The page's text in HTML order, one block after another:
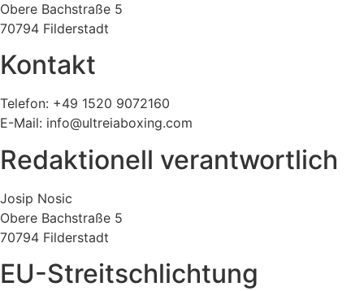
Obere Bachstraße 5
70794 Filderstadt
Kontakt
Telefon: +49 1520 9072160
E-Mail: info@ultreiaboxing.com
Redaktionell verantwortlich
Josip Nosic
Obere Bachstraße 5
70794 Filderstadt
EU-Streitschlichtung